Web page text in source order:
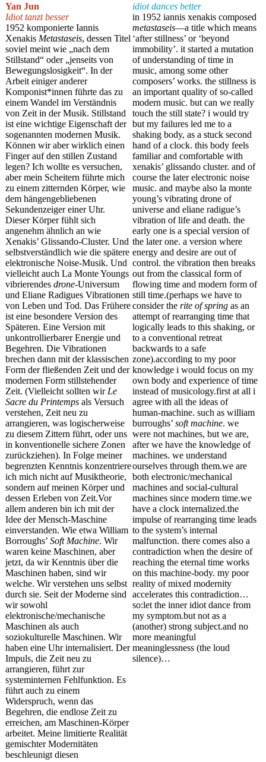
Yan Jun
Idiot tanzt besser
1952 komponierte Iannis
Xenakis Metastaseis, dessen Titel
soviel meint wie „nach dem
Stillstand“ oder „jenseits von
Bewegungslosigkeit“. In der
Arbeit einiger anderer
Komponist*innen führte das zu
einem Wandel im Verständnis
von Zeit in der Musik. Stillstand
ist eine wichtige Eigenschaft der
sogenannten modernen Musik.
Können wir aber wirklich einen
Finger auf den stillen Zustand
legen? Ich wollte es versuchen,
aber mein Scheitern führte mich
zu einem zitternden Körper, wie
dem hängengebliebenen
Sekundenzeiger einer Uhr.
Dieser Körper fühlt sich
angenehm ähnlich an wie
Xenakis’ Glissando-Cluster. Und
selbstverständlich wie die spätere
elektronische Noise-Musik. Und
vielleicht auch La Monte Youngs
vibrierendes drone-Universum
und Eliane Radigues Vibrationen
von Leben und Tod. Das Frühere
ist eine besondere Version des
Späteren. Eine Version mit
unkontrollierbarer Energie und
Begehren. Die Vibrationen
brechen dann mit der klassischen
Form der fließenden Zeit und der
modernen Form stillstehender
Zeit. (Vielleicht sollten wir Le
Sacre du Printemps als Versuch
verstehen, Zeit neu zu
arrangieren, was logischerweise
zu diesem Zittern führt, oder uns
in konventionelle sichere Zonen
zurückziehen). In Folge meiner
begrenzten Kenntnis konzentriere
ich mich nicht auf Musiktheorie,
sondern auf meinen Körper und
dessen Erleben von Zeit.Vor
allem anderen bin ich mit der
Idee der Mensch-Maschine
einverstanden. Wie etwa William
Borroughs’ Soft Machine. Wir
waren keine Maschinen, aber
jetzt, da wir Kenntnis über die
Maschinen haben, sind wir
welche. Wir verstehen uns selbst
durch sie. Seit der Moderne sind
wir sowohl
elektronische/mechanische
Maschinen als auch
soziokulturelle Maschinen. Wir
haben eine Uhr internalisiert. Der
Impuls, die Zeit neu zu
arrangieren, führt zur
systeminternen Fehlfunktion. Es
führt auch zu einem
Widerspruch, wenn das
Begehren, die endlose Zeit zu
erreichen, am Maschinen-Körper
arbeitet. Meine limitierte Realität
gemischter Modernitäten
beschleunigt diesen
idiot dances better
in 1952 iannis xenakis composed
metastaseis—a title which means
‘after stillness’ or ‘beyond
immobility’. it started a mutation
of understanding of time in
music, among some other
composers’ works. the stillness is
an important quality of so-called
modern music. but can we really
touch the still state? i would try
but my failures led me to a
shaking body, as a stuck second
hand of a clock. this body feels
familiar and comfortable with
xenakis’ glissando cluster. and of
course the later electronic noise
music. and maybe also la monte
young’s vibrating drone of
universe and eliane radigue’s
vibration of life and death. the
early one is a special version of
the later one. a version where
energy and desire are out of
control. the vibration then breaks
out from the classical form of
flowing time and modern form of
still time.(perhaps we have to
consider the rite of spring as an
attempt of rearranging time that
logically leads to this shaking, or
to a conventional retreat
backwards to a safe
zone).according to my poor
knowledge i would focus on my
own body and experience of time
instead of musicology.first at all i
agree with all the ideas of
human-machine. such as william
burroughs’ soft machine. we
were not machines, but we are,
after we have the knowledge of
machines. we understand
ourselves through them.we are
both electronic/mechanical
machines and social-cultural
machines since modern time.we
have a clock internalized.the
impulse of rearranging time leads
to the system’s internal
malfunction. there comes also a
contradiction when the desire of
reaching the eternal time works
on this machine-body. my poor
reality of mixed modernity
accelerates this contradiction…
so:let the inner idiot dance from
my symptom.but not as a
(another) strong subject.and no
more meaningful
meaninglessness (the loud
silence)…